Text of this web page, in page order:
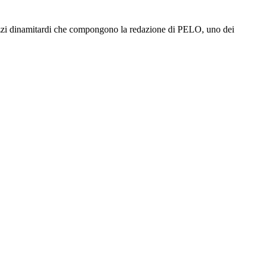
dinamitardi che compongono la redazione di PELO, uno dei